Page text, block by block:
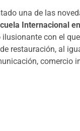
una de las
Internacional
con el
restauración, al
comercio